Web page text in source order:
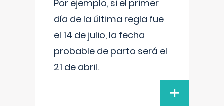
Por ejemplo, si el primer
día de la última regla fue
el 14 de julio, la fecha
probable de parto será el
21 de abril.
+